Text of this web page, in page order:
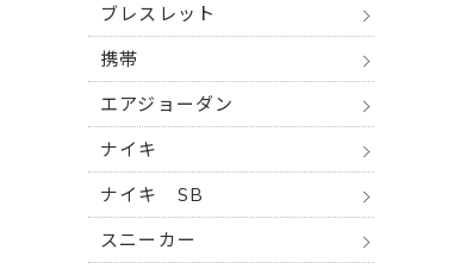
ブレスレット
携帯
エアジョーダン
ナイキ
ナイキ SB
スニーカー